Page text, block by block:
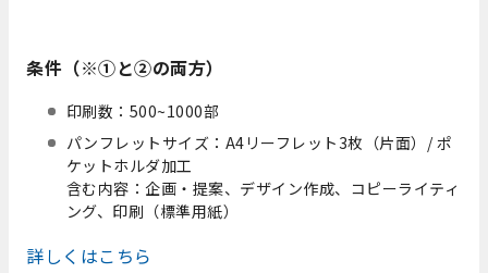
条件（※①と②の両方）
印刷数：500~1000部
パンフレットサイズ：A4リーフレット3枚（片面）/ ポ
ケットホルダ加工
含む内容：企画・提案、デザイン作成、コピーライティ
ング、印刷（標準用紙）
詳しくはこちら